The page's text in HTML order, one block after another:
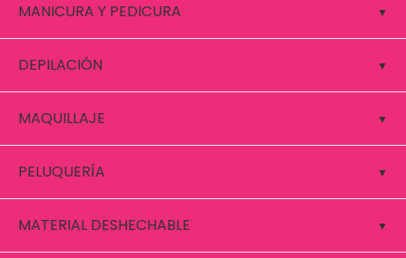
MANICURA Y PEDICURA
DEPILACIÓN
MAQUILLAJE
PELUQUERÍA
MATERIAL DESHECHABLE